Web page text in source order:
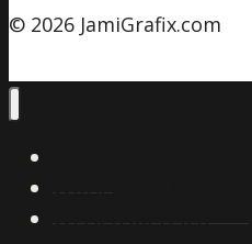
© 2026 JamiGrafix.com
Workshops & Kurse
Wissensbereich